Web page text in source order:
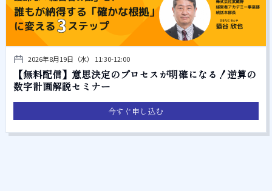
2026年8月19日（水） 11:30-12:00
【無料配信】意思決定のプロセスが明確になる！逆算の
数字計画解説セミナー
今すぐ申し込む